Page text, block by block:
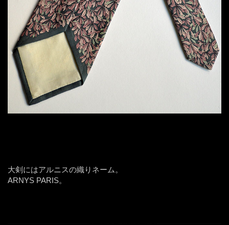
大剣にはアルニスの織りネーム。
ARNYS PARIS。